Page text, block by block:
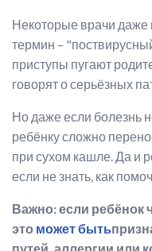
Некоторые врачи даже
термин –
приступы пугают
говорят о серьёзных
Но даже если болезнь
ребёнку сложно
при сухом кашле. Да и
если не знать, как
Важно: если ребёнок
это может быть